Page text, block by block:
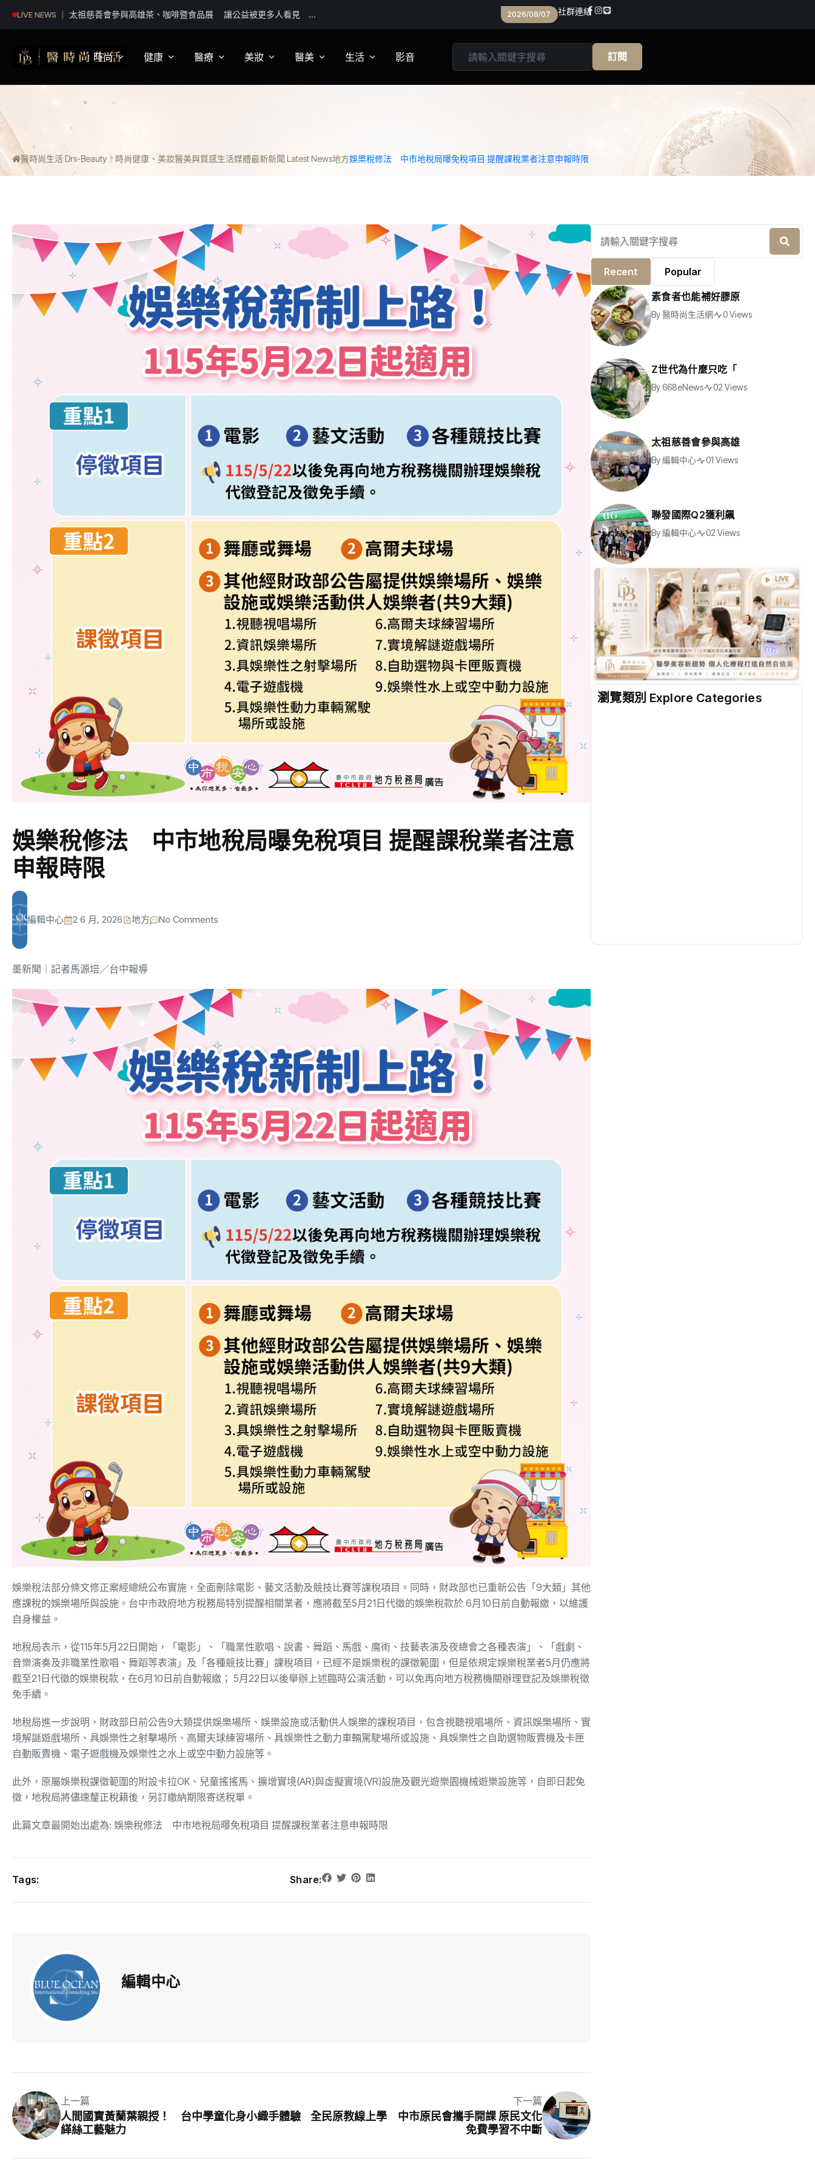
LIVE NEWS 聯發國際Q2獲利飆近5成！Q4再推餐食品牌添動能 2026/08/07 社群連結
時尚
影視娛樂
潮流趨勢
流行文化
健康
營養
醫療
醫師訪談
美妝
專家建議
醫美
醫美實測
生活
旅遊
親子文教
影音 訂閱
醫時尚生活 Drs-Beauty｜時尚健康、美妝醫美與質感生活媒體最新新聞 Latest News地方娛樂稅修法 中市地稅局曝免稅項目 提醒課稅業者注意申報時限
娛樂稅修法 中市地稅局曝免稅項目 提醒課稅業者注意
申報時限
編輯中心 2 6 月, 2026 地方 No Comments
墨新聞 ｜記者馬源培／台中報導
娛樂稅法部分條文修正案經總統公布實施，全面刪除電影、藝文活動及競技比賽等課稅項目。同時，財政部也已重新公告「9大類」其他
應課稅的娛樂場所與設施。台中市政府地方稅務局特別提醒相關業者，應將截至5月21日代徵的娛樂稅款於 6月10日前自動報繳，以維護
自身權益。
地稅局表示，從115年5月22日開始，「電影」、「職業性歌唱、說書、舞蹈、馬戲、魔術、技藝表演及夜總會之各種表演」、「戲劇、
音樂演奏及非職業性歌唱、舞蹈等表演」及「各種競技比賽」課稅項目，已經不是娛樂稅的課徵範圍，但是依規定娛樂稅業者5月仍應將
截至21日代徵的娛樂稅款，在6月10日前自動報繳； 5月22日以後舉辦上述臨時公演活動，可以免再向地方稅務機關辦理登記及娛樂稅徵
免手續。
地稅局進一步說明，財政部日前公告9大類提供娛樂場所、娛樂設施或活動供人娛樂的課稅項目，包含視聽視唱場所、資訊娛樂場所、實
境解謎遊戲場所、具娛樂性之射擊場所、高爾夫球練習場所、具娛樂性之動力車輛駕駛場所或設施、具娛樂性之自助選物販賣機及卡匣
自動販賣機、電子遊戲機及娛樂性之水上或空中動力設施等。
此外，原屬娛樂稅課徵範圍的附設卡拉OK、兒童搖搖馬、擴增實境(AR)與虛擬實境(VR)設施及觀光遊樂園機械遊樂設施等，自即日起免
徵，地稅局將儘速釐正稅籍後，另訂繳納期限寄送稅單。
此篇文章最開始出處為: 娛樂稅修法 中市地稅局曝免稅項目 提醒課稅業者注意申報時限
Tags: Share:
編輯中心
上一篇
人間國寶黃蘭葉親授！ 台中學童化身小織手體驗
緙絲工藝魅力
下一篇
全民原教線上學 中市原民會攜手開課 原民文化
免費學習不中斷
Recent Popular
素食者也能補好膠原
By醫時尚生活網 0 Views
Z世代為什麼只吃「
By668eNews 02 Views
太祖慈善會參與高雄
By編輯中心 01 Views
聯發國際Q2獲利飆
By編輯中心 02 Views
瀏覽類別 Explore Categories